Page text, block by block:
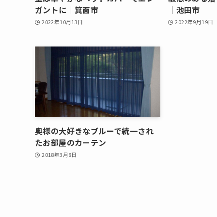
ガントに｜箕面市
2022年10月13日
｜池田市
2022年9月19日
奥様の大好きなブルーで統一され
たお部屋のカーテン
2018年3月8日